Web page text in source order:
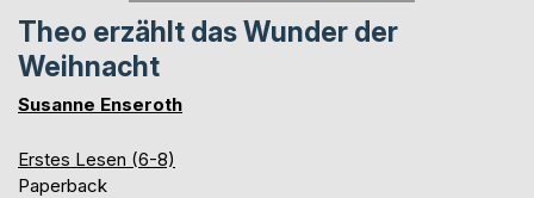
Theo erzählt das Wunder der
Weihnacht
Susanne Enseroth
Erstes Lesen (6-8)
Paperback